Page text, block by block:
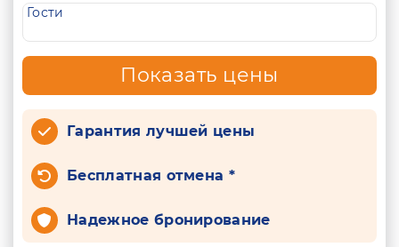
Гости
Показать цены
Гарантия лучшей цены
Бесплатная отмена *
Надежное бронирование